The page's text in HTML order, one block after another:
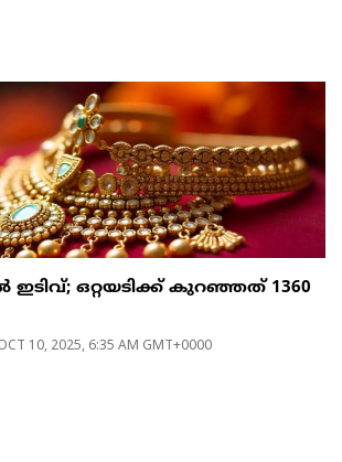
ഒറ്റയടിക്ക് കുറഞ്ഞത് 1360
10, 2025, 6:35 AM GMT+0000